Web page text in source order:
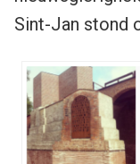
Sint-Jan stond